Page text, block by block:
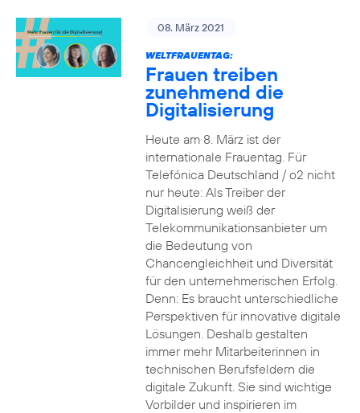
08. März 2021
WELTFRAUENTAG:
Frauen treiben
zunehmend die
Digitalisierung
Heute am 8. März ist der
internationale Frauentag. Für
Telefónica Deutschland / o2 nicht
nur heute: Als Treiber der
Digitalisierung weiß der
Telekommunikationsanbieter um
die Bedeutung von
Chancengleichheit und Diversität
für den unternehmerischen Erfolg.
Denn: Es braucht unterschiedliche
Perspektiven für innovative digitale
Lösungen. Deshalb gestalten
immer mehr Mitarbeiterinnen in
technischen Berufsfeldern die
digitale Zukunft. Sie sind wichtige
Vorbilder und inspirieren im